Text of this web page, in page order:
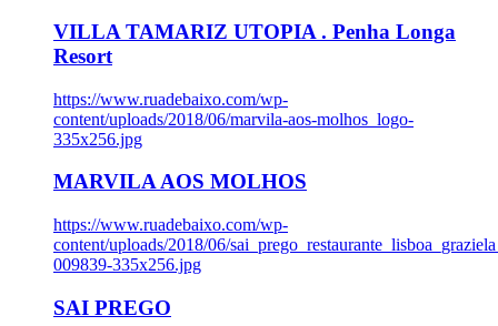
VILLA TAMARIZ UTOPIA . Penha Longa
Resort
https://www.ruadebaixo.com/wp-
content/uploads/2018/06/marvila-aos-molhos_logo-
335x256.jpg
MARVILA AOS MOLHOS
https://www.ruadebaixo.com/wp-
content/uploads/2018/06/
009839-335x256.jpg
SAI PREGO